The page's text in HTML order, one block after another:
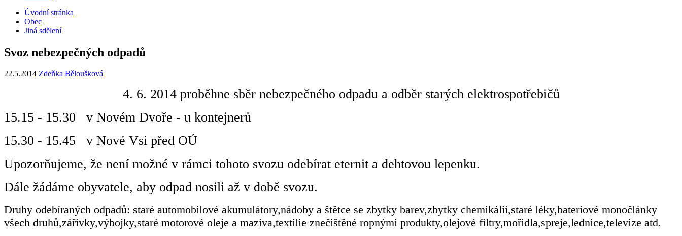
Úvodní stránka
Obec
Jiná sdělení
Svoz nebezpečných odpadů
22.5.2014 Zdeňka Běloušková
4. 6. 2014 proběhne sběr nebezpečného odpadu a odběr starých elektrospotřebičů
15.15 - 15.30 v Novém Dvoře - u kontejnerů
15.30 - 15.45 v Nové Vsi před OÚ
Upozorňujeme, že není možné v rámci tohoto svozu odebírat eternit a dehtovou lepenku.
Dále žádáme obyvatele, aby odpad nosili až v době svozu.
Druhy odebíraných odpadů: staré automobilové akumulátory,nádoby a štětce se zbytky barev,zbytky chemikálií,staré léky,bateriové monočlánky
všech druhů,zářivky,výbojky,staré motorové oleje a maziva,textilie znečištěné ropnými produkty,olejové filtry,mořidla,spreje,lednice,televize atd.